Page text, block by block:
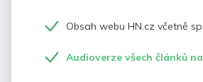
Obsah webu HN.cz včetně
Audioverze všech článků